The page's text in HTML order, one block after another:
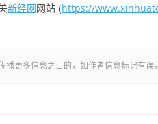
新经网网站 (https://
更多信息之目的，如作者信息标记有误